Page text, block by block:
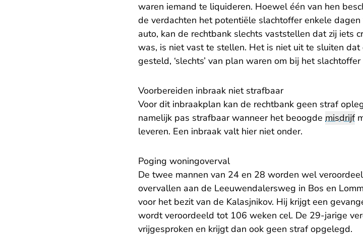
waren iemand te liquideren. Hoewel één van hen
de verdachten het potentiële slachtoffer enkele
auto, kan de rechtbank slechts vaststellen dat zij iets
was, is niet vast te stellen. Het is niet uit te sluiten
gesteld, ‘slechts’ van plan waren om bij het
Voorbereiden inbraak niet strafbaar
Voor dit inbraakplan kan de rechtbank geen straf
namelijk pas strafbaar wanneer het beoogde misdrijf
leveren. Een inbraak valt hier niet onder.
Poging woningoverval
De twee mannen van 24 en 28 worden wel
overvallen aan de Leeuwendalersweg in Bos en
voor het bezit van de Kalasjnikov. Hij krijgt een
wordt veroordeeld tot 106 weken cel. De 29-jarige
vrijgesproken en krijgt dan ook geen straf opgelegd.